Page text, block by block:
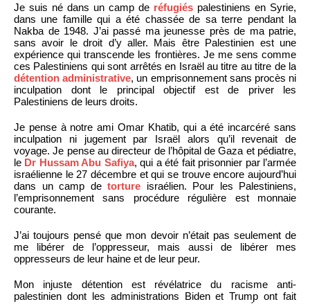
Je suis né dans un camp de réfugiés palestiniens en Syrie,
dans une famille qui a été chassée de sa terre pendant la
Nakba de 1948. J’ai passé ma jeunesse près de ma patrie,
sans avoir le droit d’y aller. Mais être Palestinien est une
expérience qui transcende les frontières. Je me sens comme
ces Palestiniens qui sont arrêtés en Israël au titre au titre de la
détention administrative, un emprisonnement sans procès ni
inculpation dont le principal objectif est de priver les
Palestiniens de leurs droits.
Je pense à notre ami Omar Khatib, qui a été incarcéré sans
inculpation ni jugement par Israël alors qu’il revenait de
voyage. Je pense au directeur de l’hôpital de Gaza et pédiatre,
le Dr Hussam Abu Safiya, qui a été fait prisonnier par l’armée
israélienne le 27 décembre et qui se trouve encore aujourd’hui
dans un camp de torture israélien. Pour les Palestiniens,
l’emprisonnement sans procédure régulière est monnaie
courante.
J’ai toujours pensé que mon devoir n’était pas seulement de
me libérer de l’oppresseur, mais aussi de libérer mes
oppresseurs de leur haine et de leur peur.
Mon injuste détention est révélatrice du racisme anti-
palestinien dont les administrations Biden et Trump ont fait